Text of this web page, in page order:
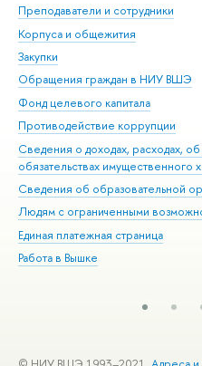
Преподаватели и сотрудники
Корпуса и общежития
Закупки
Обращения граждан в НИУ ВШЭ
Фонд целевого капитала
Противодействие коррупции
Сведения о доходах, расходах,
обязательствах имущественного
Сведения об образовательной
Людям с ограниченными
Единая платежная страница
Работа в Вышке